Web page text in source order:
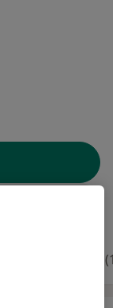
Názory pacientů